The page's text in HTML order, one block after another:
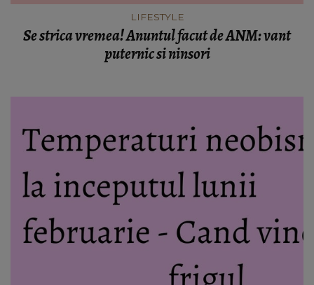
LIFESTYLE
Se strica vremea! Anuntul facut de ANM: vant
puternic si ninsori